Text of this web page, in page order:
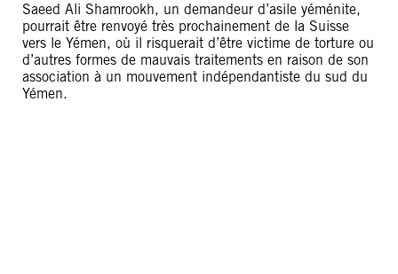
Saeed Ali Shamrookh, un demandeur d’asile yéménite,
pourrait être renvoyé très prochainement de la Suisse
vers le Yémen, où il risquerait d’être victime de torture ou
d’autres formes de mauvais traitements en raison de son
association à un mouvement indépendantiste du sud du
Yémen.